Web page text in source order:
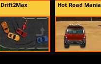
Drift2Max Hot Road Mania